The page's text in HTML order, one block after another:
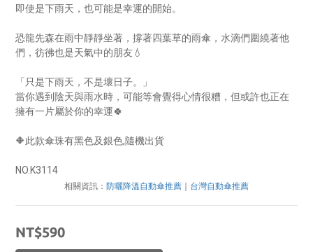
即使是下雨天，也可能是幸運的開始。
恐龍先森在雨中靜靜坐著，撐著四葉草的雨傘，水滴們圍繞著他
們，彷彿也是天氣中的朋友💧
「只是下雨天，不是壞日子。」
當你遇到陰天與雨水時，可能等會覺得心情很糟，但或許也正在
擁有一片屬於你的幸運🍀
🔶此款傘珠有黑色及銀色,隨機出貨
NO.K3114
相關資訊： 防曬降溫自動傘推薦 台灣自動傘推薦
NT$590